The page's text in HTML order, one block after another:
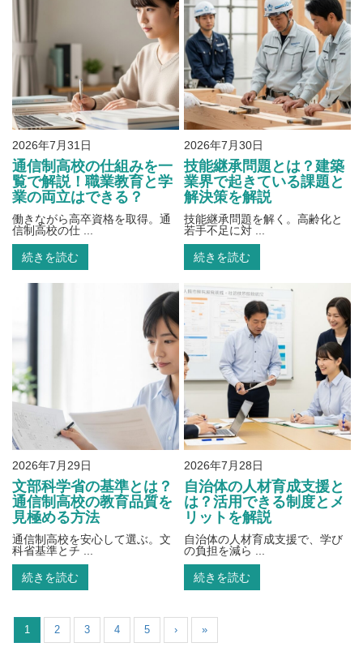
2026年7月31日
通信制高校の仕組みを一
覧で解説！職業教育と学
業の両立はできる？
働きながら高卒資格を取得。通
信制高校の仕 ...
続きを読む
2026年7月30日
技能継承問題とは？建築
業界で起きている課題と
解決策を解説
技能継承問題を解く。高齢化と
若手不足に対 ...
続きを読む
2026年7月29日
文部科学省の基準とは？
通信制高校の教育品質を
見極める方法
通信制高校を安心して選ぶ。文
科省基準とチ ...
続きを読む
2026年7月28日
自治体の人材育成支援と
は？活用できる制度とメ
リットを解説
自治体の人材育成支援で、学び
の負担を減ら ...
続きを読む
1 2 3 4 5 › »